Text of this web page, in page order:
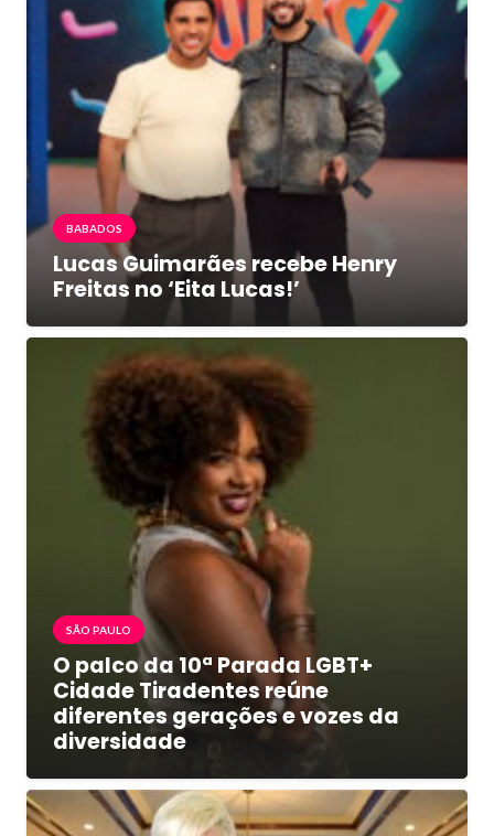
BABADOS
Lucas Guimarães recebe Henry
Freitas no ‘Eita Lucas!’
SÃO PAULO
O palco da 10ª Parada LGBT+
Cidade Tiradentes reúne
diferentes gerações e vozes da
diversidade